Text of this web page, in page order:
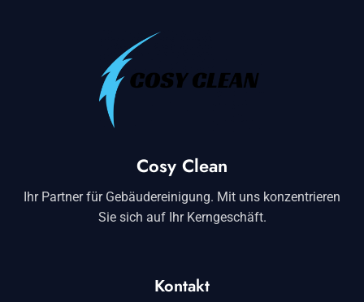
Cosy Clean
Ihr Partner für Gebäudereinigung. Mit uns konzentrieren
Sie sich auf Ihr Kerngeschäft.
Kontakt